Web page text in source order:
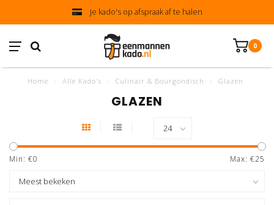
Je kado's op afspraak af te halen
0
Home Alle Kado's Culinair & Bourgondisch Glazen
GLAZEN
Min: €0 Max: €25